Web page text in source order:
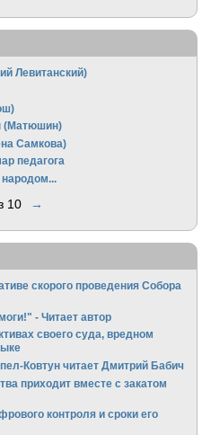
Левитанский)
(Матюшин)
Самкова)
педагога
народом...
10 →
скорого проведения Собора
- Читает автор
своего суда, вредном
Ковтун читает Дмитрий Бабич
приходит вместе с закатом
контроля и сроки его